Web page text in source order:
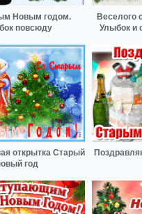
Новым годом.
повсюду
Веселого
Улыбок и
открытка Старый
год